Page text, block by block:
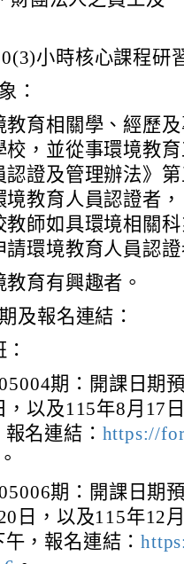
小時核心課程研
：
教育相關學、經歷
校，並從事環境教
認證及管理辦法》
境教育人員認證者
教師如具環境相關
請環境教育人員認
教育有興趣者。
及報名連結：
期：開課日期
，以及115年8月17
報名連結： https://
。
期：開課日期
日，以及115年12
午，報名連結：